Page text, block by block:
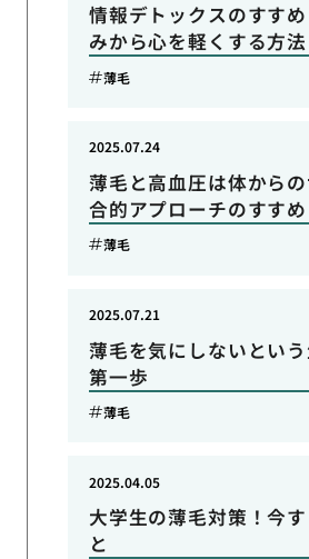
情報デトックスのすす
みから心を軽くする方法
薄毛
薄毛と高血圧は体から
合的アプローチのすすめ
2025.07.24
薄毛
薄毛を気にしないとい
第一歩
2025.07.21
薄毛
大学生の薄毛対策！今
と
2025.04.05